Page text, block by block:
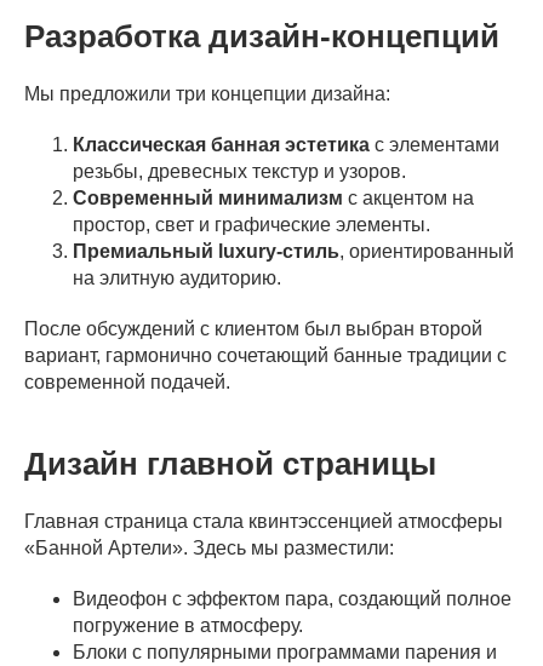
Разработка дизайн-концепций
Мы предложили три концепции дизайна:
Классическая банная эстетика с элементами
резьбы, древесных текстур и узоров.
Современный минимализм с акцентом на
простор, свет и графические элементы.
Премиальный luxury-стиль, ориентированный
на элитную аудиторию.
После обсуждений с клиентом был выбран второй
вариант, гармонично сочетающий банные традиции с
современной подачей.
Дизайн главной страницы
Главная страница стала квинтэссенцией атмосферы
«Банной Артели». Здесь мы разместили:
Видеофон с эффектом пара, создающий полное
погружение в атмосферу.
Блоки с популярными программами парения и